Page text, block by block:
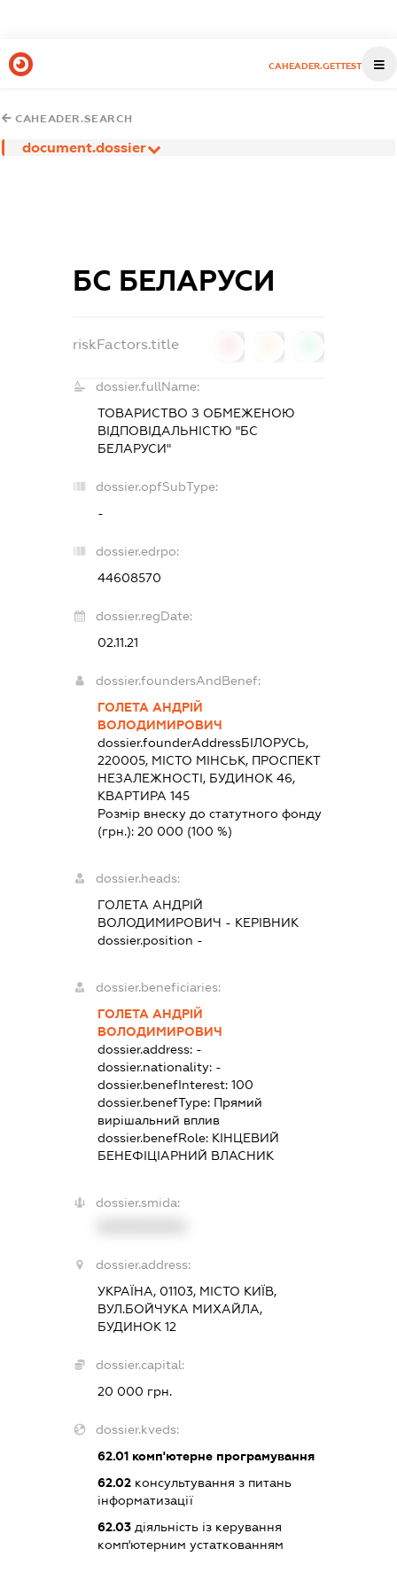
CAHEADER.GETTEST
CAHEADER.SEARCH
document.dossier
БС БЕЛАРУСИ
riskFactors.title
dossier.fullName:
ТОВАРИСТВО З ОБМЕЖЕНОЮ
ВІДПОВІДАЛЬНІСТЮ "БС
БЕЛАРУСИ"
dossier.opfSubType:
-
dossier.edrpo:
44608570
dossier.regDate:
02.11.21
dossier.foundersAndBenef:
ГОЛЕТА АНДРІЙ
ВОЛОДИМИРОВИЧ
dossier.founderAddressБІЛОРУСЬ,
220005, МІСТО МІНСЬК, ПРОСПЕКТ
НЕЗАЛЕЖНОСТІ, БУДИНОК 46,
КВАРТИРА 145
Розмір внеску до статутного фонду
(грн.): 20 000 (100 %)
dossier.heads:
ГОЛЕТА АНДРІЙ
ВОЛОДИМИРОВИЧ - КЕРІВНИК
dossier.position -
dossier.beneficiaries:
ГОЛЕТА АНДРІЙ
ВОЛОДИМИРОВИЧ
dossier.address: -
dossier.nationality: -
dossier.benefInterest: 100
dossier.benefType: Прямий
вирішальний вплив
dossier.benefRole: КІНЦЕВИЙ
БЕНЕФІЦІАРНИЙ ВЛАСНИК
dossier.smida:
dossier.address:
УКРАЇНА, 01103, МІСТО КИЇВ,
ВУЛ.БОЙЧУКА МИХАЙЛА,
БУДИНОК 12
dossier.capital:
20 000 грн.
dossier.kveds:
62.01комп'ютерне програмування
62.02консультування з питань
інформатизації
62.03діяльність із керування
комп'ютерним устаткованням